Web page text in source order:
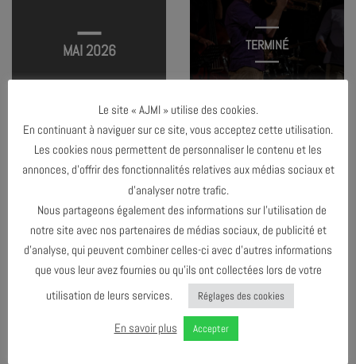
MAI 2026
JAM SESSION #6
TERMINÉ
NOVEMBRE 2026
AGENDA AU FORMATICAL
Le site « AJMI » utilise des cookies.
En continuant à naviguer sur ce site, vous acceptez cette utilisation.
Les cookies nous permettent de personnaliser le contenu et les
annonces, d’offrir des fonctionnalités relatives aux médias sociaux et
d’analyser notre trafic.
Nous partageons également des informations sur l’utilisation de
notre site avec nos partenaires de médias sociaux, de publicité et
d’analyse, qui peuvent combiner celles-ci avec d’autres informations
que vous leur avez fournies ou qu’ils ont collectées lors de votre
utilisation de leurs services.
Réglages des cookies
En savoir plus Accepter